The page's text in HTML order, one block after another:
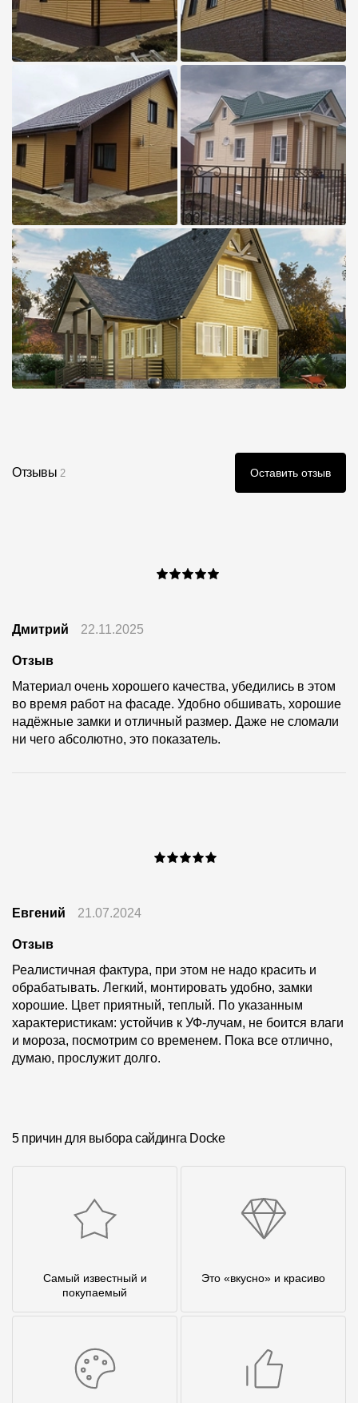
Отзывы2 Оставить отзыв
Дмитрий 22.11.2025
Отзыв
Материал очень хорошего качества, убедились в этом
во время работ на фасаде. Удобно обшивать, хорошие
надёжные замки и отличный размер. Даже не сломали
ни чего абсолютно, это показатель.
Евгений 21.07.2024
Отзыв
Реалистичная фактура, при этом не надо красить и
обрабатывать. Легкий, монтировать удобно, замки
хорошие. Цвет приятный, теплый. По указанным
характеристикам: устойчив к УФ-лучам, не боится влаги
и мороза, посмотрим со временем. Пока все отлично,
думаю, прослужит долго.
5 причин для выбора сайдинга Docke
Самый известный и
покупаемый
Это «вкусно» и красиво